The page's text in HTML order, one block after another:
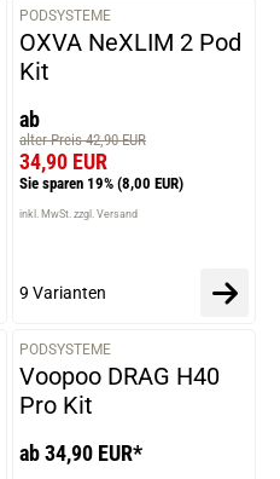
VARIANTEN
PODSYSTEME
OXVA NeXLIM 2 Pod
Kit
ab
alter Preis 42,90 EUR
34,90 EUR
Sie sparen 19% (8,00 EUR)
inkl. MwSt. zzgl. Versand
9 Varianten
PODSYSTEME
Voopoo DRAG H40
Pro Kit
ab 34,90 EUR*